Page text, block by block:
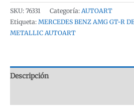
SKU: 76331 Categoría: AUTOART
Etiqueta: MERCEDES BENZ AMG GT-R
METALLIC AUTOART
Descripción